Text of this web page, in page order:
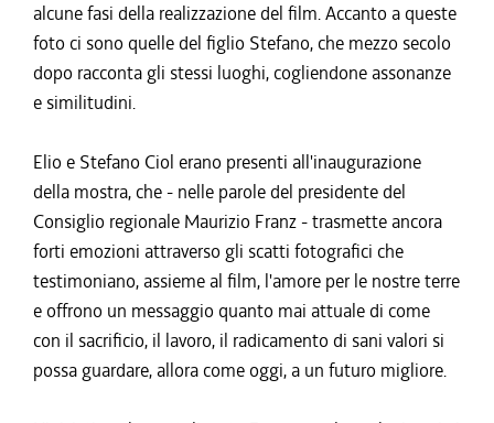
alcune fasi della realizzazione del film. Accanto a queste
foto ci sono quelle del figlio Stefano, che mezzo secolo
dopo racconta gli stessi luoghi, cogliendone assonanze
e similitudini.
Elio e Stefano Ciol erano presenti all'inaugurazione
della mostra, che - nelle parole del presidente del
Consiglio regionale Maurizio Franz - trasmette ancora
forti emozioni attraverso gli scatti fotografici che
testimoniano, assieme al film, l'amore per le nostre terre
e offrono un messaggio quanto mai attuale di come
con il sacrificio, il lavoro, il radicamento di sani valori si
possa guardare, allora come oggi, a un futuro migliore.